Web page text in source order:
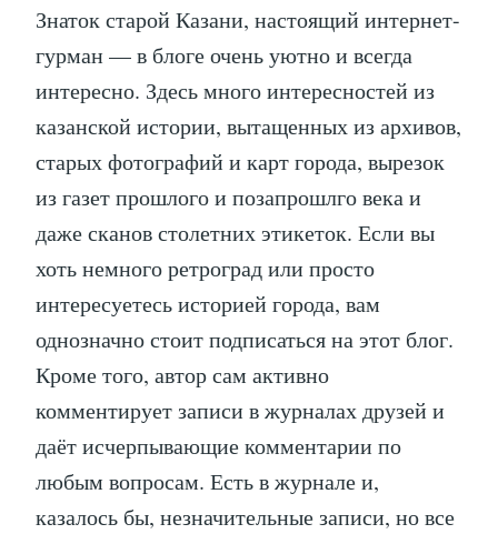
Знаток старой Казани, настоящий интернет-
гурман — в блоге очень уютно и всегда
интересно. Здесь много интересностей из
казанской истории, вытащенных из архивов,
старых фотографий и карт города, вырезок
из газет прошлого и позапрошлго века и
даже сканов столетних этикеток. Если вы
хоть немного ретроград или просто
интересуетесь историей города, вам
однозначно стоит подписаться на этот блог.
Кроме того, автор сам активно
комментирует записи в журналах друзей и
даёт исчерпывающие комментарии по
любым вопросам. Есть в журнале и,
казалось бы, незначительные записи, но все